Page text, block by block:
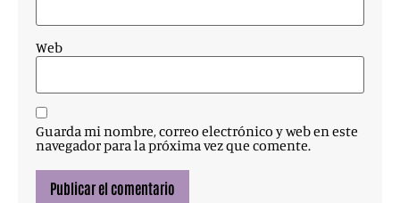
Web
Guarda mi nombre, correo electrónico y web en este
navegador para la próxima vez que comente.